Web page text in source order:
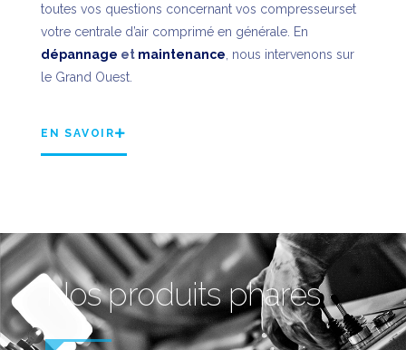
toutes vos questions concernant vos compresseurset
votre centrale d’air comprimé en générale. En
dépannage et maintenance , nous intervenons sur
le Grand Ouest.
EN SAVOIR
Nos produits phares